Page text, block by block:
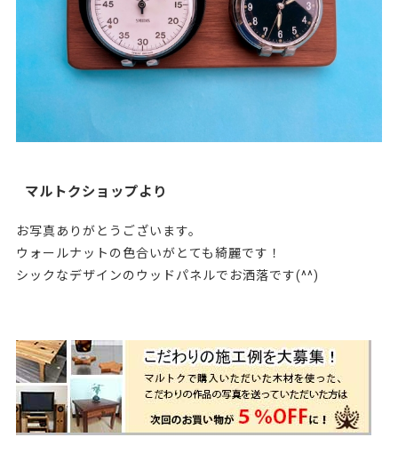
マルトクショップより
お写真ありがとうございます。
ウォールナットの色合いがとても綺麗です！
シックなデザインのウッドパネルでお洒落です(^^)